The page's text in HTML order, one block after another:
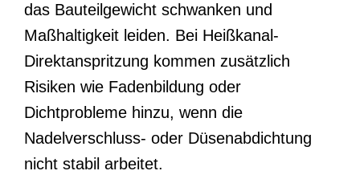
das Bauteilgewicht schwanken und
Maßhaltigkeit leiden. Bei Heißkanal-
Direktanspritzung kommen zusätzlich
Risiken wie Fadenbildung oder
Dichtprobleme hinzu, wenn die
Nadelverschluss- oder Düsenabdichtung
nicht stabil arbeitet.